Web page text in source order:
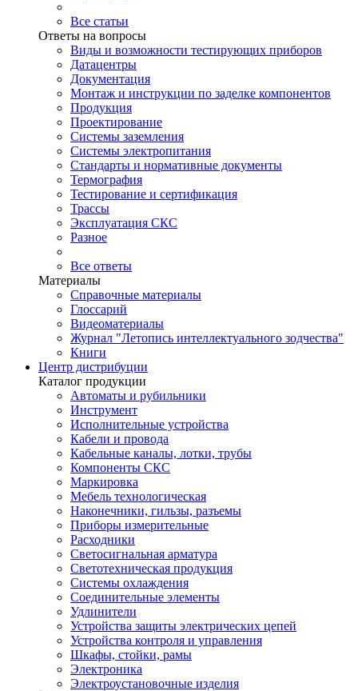
Все статьи
Ответы на вопросы
Виды и возможности тестирующих приборов
Датацентры
Документация
Монтаж и инструкции по заделке компонентов
Продукция
Проектирование
Системы заземления
Системы электропитания
Стандарты и нормативные документы
Термография
Тестирование и сертификация
Трассы
Эксплуатация СКС
Разное
Все ответы
Материалы
Справочные материалы
Глоссарий
Видеоматериалы
Журнал "Летопись интеллектуального зодчества"
Книги
Центр дистрибуции
Каталог продукции
Автоматы и рубильники
Инструмент
Исполнительные устройства
Кабели и провода
Кабельные каналы, лотки, трубы
Компоненты СКС
Маркировка
Мебель технологическая
Наконечники, гильзы, разъемы
Приборы измерительные
Расходники
Светосигнальная арматура
Светотехническая продукция
Системы охлаждения
Соединительные элементы
Удлинители
Устройства защиты электрических цепей
Устройства контроля и управления
Шкафы, стойки, рамы
Электроника
Электроустановочные изделия